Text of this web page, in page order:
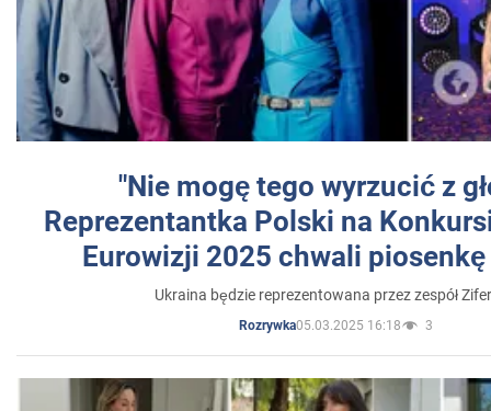
"Nie mogę tego wyrzucić z
Reprezentantka Polski na
Eurowizji 2025 chwali
Ukraina będzie reprezentowana przez zespół
Rozrywka05.03.2025 16:18 3